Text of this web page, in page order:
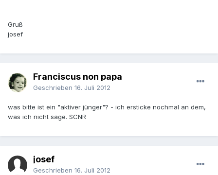
Gruß
josef
Franciscus non papa
Geschrieben 16. Juli 2012
was bitte ist ein "aktiver jünger"? - ich ersticke nochmal an dem,
was ich nicht sage. SCNR
josef
Geschrieben 16. Juli 2012